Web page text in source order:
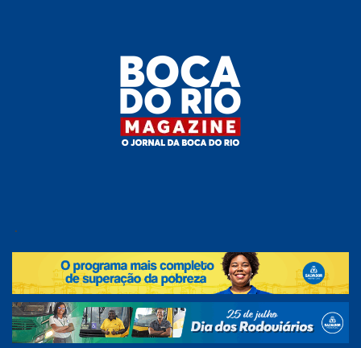
Magazine
do Rio
e
região!
.